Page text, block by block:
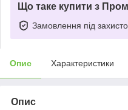
Що таке купити з
Замовлення під
Опис Характеристики
Опис